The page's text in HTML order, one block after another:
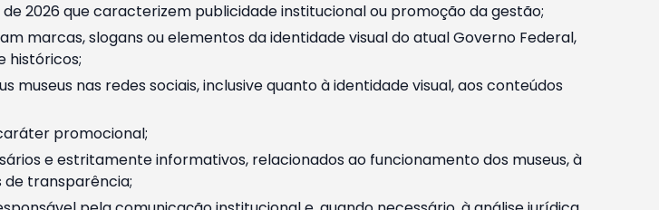
2026 que caracterizem publicidade institucional ou promoção da gestão;
marcas, slogans ou elementos da identidade visual do atual Governo Federal,
históricos;
nas redes sociais, inclusive quanto à identidade visual, aos conteúdos
promocional;
e estritamente informativos, relacionados ao funcionamento dos museus, à
de transparência;